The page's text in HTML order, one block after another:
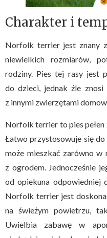
Charakter i
Norfolk terrier jest znany
niewielkich rozmiarów,
rodziny. Pies tej rasy jest
do dzieci, jednak źle znosi
z innymi zwierzętami
Norfolk terrier to pies
Łatwo przystosowuje się
może mieszkać zarówno w
z ogrodem. Jednocześnie
od opiekuna odpowiedniej
Norfolk terrier jest
na świeżym powietrzu,
Uwielbia zabawę w